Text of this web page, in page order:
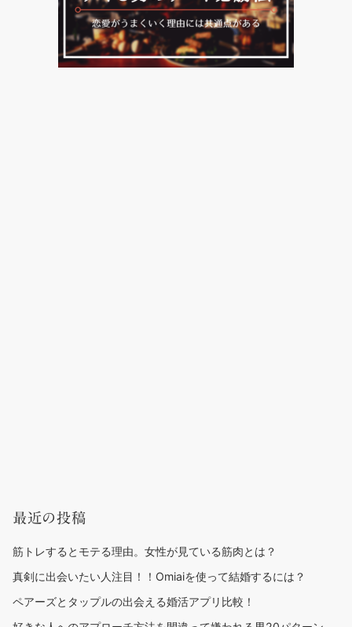
最近の投稿
筋トレするとモテる理由。女性が見ている筋肉とは？
真剣に出会いたい人注目！！Omiaiを使って結婚するには？
ペアーズとタップルの出会える婚活アプリ比較！